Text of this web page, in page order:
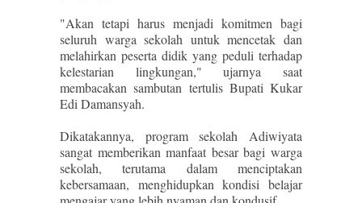
"Akan tetapi harus menjadi komitmen bagi
seluruh warga sekolah untuk mencetak dan
melahirkan peserta didik yang peduli terhadap
kelestarian lingkungan," ujarnya saat
membacakan sambutan tertulis Bupati Kukar
Edi Damansyah.
Dikatakannya, program sekolah Adiwiyata
sangat memberikan manfaat besar bagi warga
sekolah, terutama dalam menciptakan
kebersamaan, menghidupkan kondisi belajar